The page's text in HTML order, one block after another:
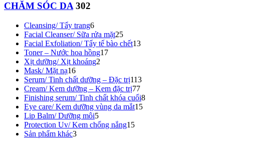
CHĂM SÓC DA 302
Cleansing/ Tẩy trang6
Facial Cleanser/ Sữa rửa mặt25
Facial Exfoliation/ Tẩy tế bào chết13
Toner – Nước hoa hồng17
Xịt dưỡng/ Xịt khoáng2
Mask/ Mặt nạ16
Serum/ Tinh chất dưỡng – Đặc trị113
Cream/ Kem dưỡng – Kem đặc trị77
Finishing serum/ Tinh chất khóa cuối8
Eye care/ Kem dưỡng vùng da mắt15
Lip Balm/ Dưỡng môi5
Protection Uv/ Kem chống nắng15
Sản phẩm khác3